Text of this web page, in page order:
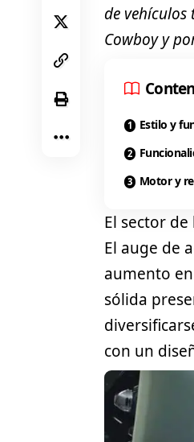
de vehículos
Cowboy y
Estilo y
Motor y
El sector de
El auge de
aumento
sólida
con un